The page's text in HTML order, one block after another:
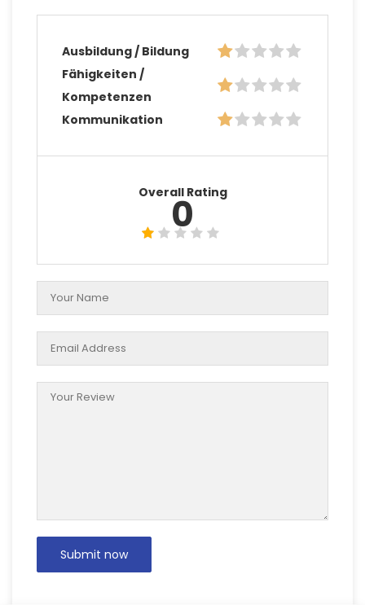
Ausbildung / Bildung
Fähigkeiten /
Kompetenzen
Kommunikation
Overall Rating
0